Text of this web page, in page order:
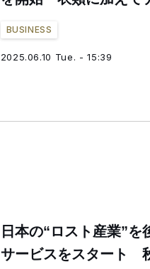
BUSINESS
2025.06.10 Tue. - 15:39
日本の“ロスト産業”
サービスをスタート